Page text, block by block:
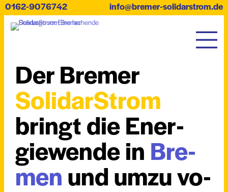
0162-9076742 info@bremer-solidarstrom.de
Der Bre­mer
Solidar­Strom
bringt die Ener­
gie­wen­de in Bre­
menund um­zu vo­